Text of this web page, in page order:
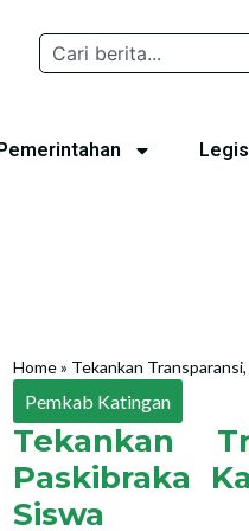
Home» Tekankan
Pemkab Katingan
Tekankan
Paskibraka
Siswa